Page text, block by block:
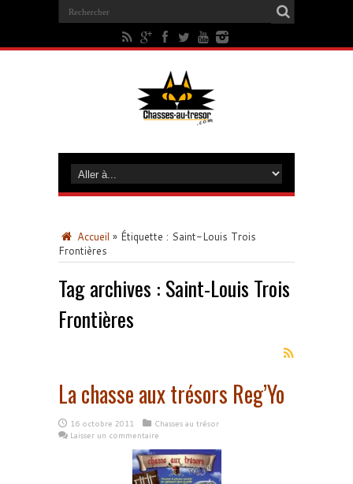
Accueil » Étiquette : Saint-Louis Trois
Frontières
Tag archives : Saint-Louis Trois
Frontières
La chasse aux trésors Reg’Yo
16 octobre 2011
Chasses au trésor
Laisser un commentaire